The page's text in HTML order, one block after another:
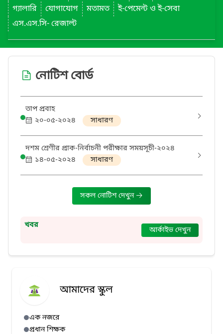
গ্যালারি
যোগাযোগ মতামত
ই-পেমেন্ট ও ই-সেবা
এস.এস.সি- রেজাল্ট
নোটিশ বোর্ড
তাপ প্রবাহ
২০-০৫-২০২৪
সাধারণ
দশম শ্রেণীর প্রাক-নির্বাচনী পরীক্ষার সময়সূচী-২০২৪
১৪-০৫-২০২৪
সাধারণ
সকল নোটিশ দেখুন
খবর আর্কাইভ দেখুন
আমাদের স্কুল
এক নজরে
প্রধান শিক্ষক